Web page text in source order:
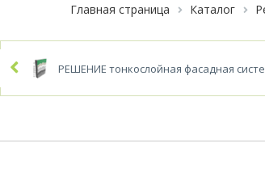
Главная страница Каталог
РЕШЕНИЕ тонкослойная фасадная